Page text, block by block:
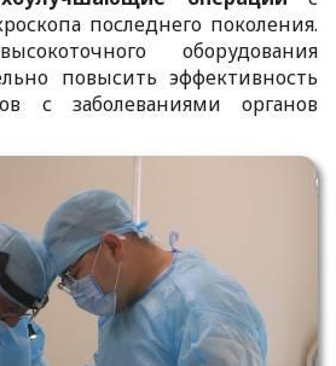
последнего поколения.
оборудования
повысить эффективность
с заболеваниями органов